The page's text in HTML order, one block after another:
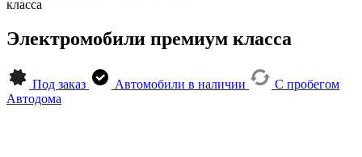
класса
Электромобили премиум класса
Под заказ Автомобили в наличии
С пробегом
Автодома